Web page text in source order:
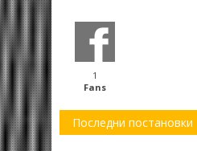
1
Fans
Последни постановки